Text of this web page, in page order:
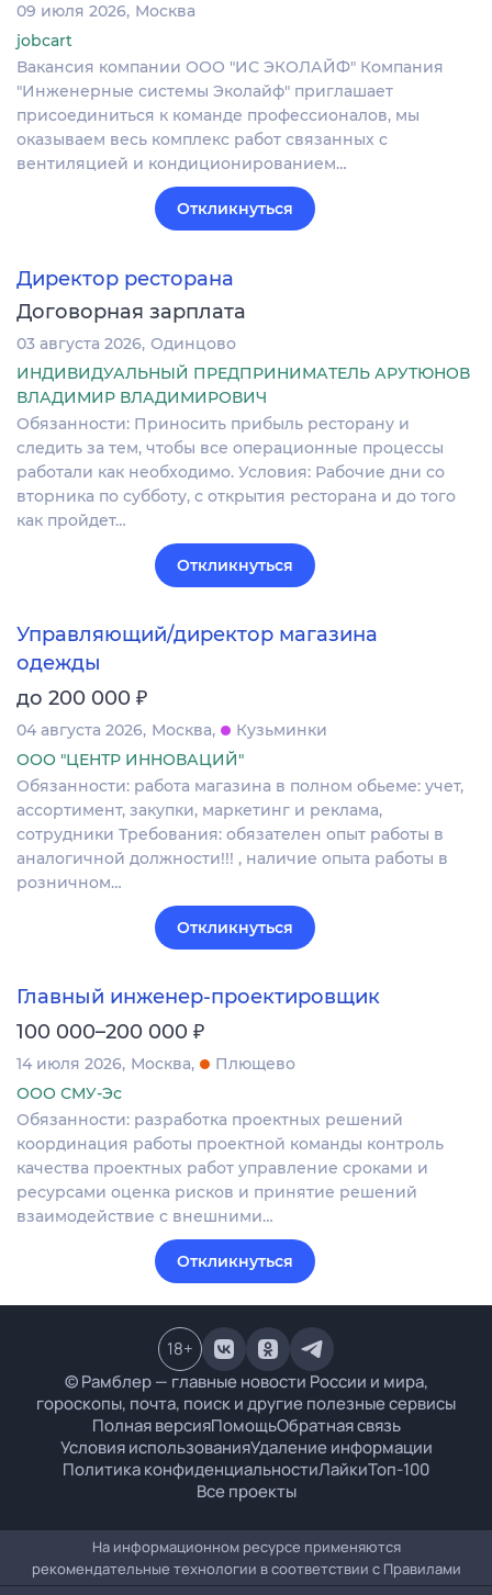
09 июля 2026 Москва
jobcart
Вакансия компании ООО "ИС ЭКОЛАЙФ" Компания
"Инженерные системы Эколайф" приглашает
присоединиться к команде профессионалов, мы
оказываем весь комплекс работ связанных с
вентиляцией и кондиционированием…
Откликнуться
Директор ресторана
Договорная зарплата
03 августа 2026 Одинцово
ИНДИВИДУАЛЬНЫЙ ПРЕДПРИНИМАТЕЛЬ АРУТЮНОВ
ВЛАДИМИР ВЛАДИМИРОВИЧ
Обязанности: Приносить прибыль ресторану и
следить за тем, чтобы все операционные процессы
работали как необходимо. Условия: Рабочие дни со
вторника по субботу, с открытия ресторана и до того
как пройдет…
Откликнуться
Управляющий/директор магазина
одежды
до 200 000 ₽
04 августа 2026 Москва
Кузьминки
ООО "ЦЕНТР ИННОВАЦИЙ"
Обязанности: работа магазина в полном обьеме: учет,
ассортимент, закупки, маркетинг и реклама,
сотрудники Требования: обязателен опыт работы в
аналогичной должности!!! , наличие опыта работы в
розничном…
Откликнуться
Главный инженер-проектировщик
100 000–200 000 ₽
14 июля 2026 Москва
Плющево
ООО СМУ-Эс
Обязанности: разработка проектных решений
координация работы проектной команды контроль
качества проектных работ управление сроками и
ресурсами оценка рисков и принятие решений
взаимодействие с внешними…
Откликнуться
© Рамблер — главные новости России и мира,
гороскопы, почта, поиск и другие полезные сервисы
Полная версияПомощьОбратная связь
Условия использованияУдаление информации
Политика конфиденциальностиЛайкиТоп-100
Все проекты
18+
На информационном ресурсе применяются
рекомендательные технологии в соответствии с Правилами